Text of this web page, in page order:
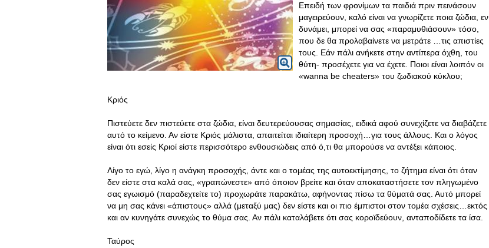
Επειδή των φρονίμων τα παιδιά πριν πεινάσουν
μαγειρεύουν, καλό είναι να γνωρίζετε ποια ζώδια, εν
δυνάμει, μπορεί να σας «παραμυθιάσουν» τόσο,
που δε θα προλαβαίνετε να μετράτε …τις απιστίες
τους. Εάν πάλι ανήκετε στην αντίπερα όχθη, του
θύτη- προσέχετε για να έχετε. Ποιοι είναι λοιπόν οι
«wanna be cheaters» του ζωδιακού κύκλου;
Κριός
Πιστεύετε δεν πιστεύετε στα ζώδια, είναι δευτερεύουσας σημασίας, ειδικά αφού συνεχίζετε να διαβάζετε
αυτό το κείμενο. Αν είστε Κριός μάλιστα, απαιτείται ιδιαίτερη προσοχή…για τους άλλους. Και ο λόγος
είναι ότι εσείς Κριοί είστε περισσότερο ενθουσιώδεις από ό,τι θα μπορούσε να αντέξει κάποιος.
Λίγο το εγώ, λίγο η ανάγκη προσοχής, άντε και ο τομέας της αυτοεκτίμησης, το ζήτημα είναι ότι όταν
δεν είστε στα καλά σας, «γραπώνεστε» από όποιον βρείτε και όταν αποκαταστήσετε τον πληγωμένο
σας εγωισμό (παραδεχτείτε το) προχωράτε παρακάτω, αφήνοντας πίσω τα θύματά σας . Αυτό μπορεί
να μη σας κάνει «άπιστους» αλλά (μεταξύ μας) δεν είστε και οι πιο έμπιστοι στον τομέα σχέσεις…εκτός
και αν κυνηγάτε συνεχώς το θύμα σας. Αν πάλι καταλάβετε ότι σας κοροϊδεύουν, ανταποδίδετε τα ίσα.
Ταύρος